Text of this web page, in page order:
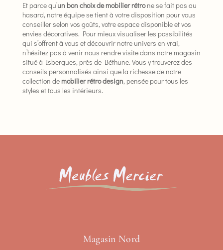
Et parce qu’un bon choix de mobilier rétrone se fait pas au
hasard, notre équipe se tient à votre disposition pour vous
conseiller selon vos goûts, votre espace disponible et vos
envies décoratives. Pour mieux visualiser les possibilités
qui s’offrent à vous et découvrir notre univers en vrai,
n’hésitez pas à venir nous rendre visite dans notre magasin
situé à Isbergues, près de Béthune. Vous y trouverez des
conseils personnalisés ainsi que la richesse de notre
collection de mobilier rétro design, pensée pour tous les
styles et tous les intérieurs.
Magasin Nord